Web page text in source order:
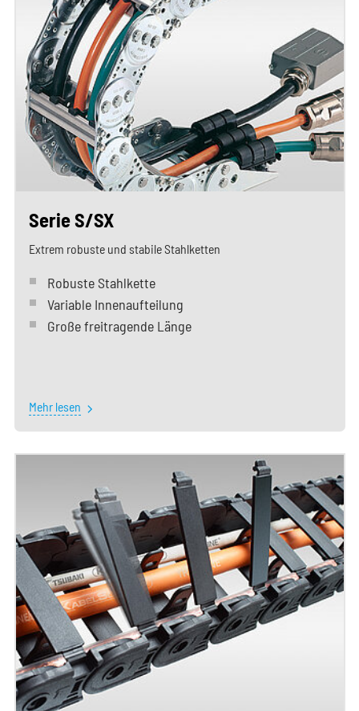
Serie S/SX
Extrem robuste und stabile Stahlketten
Robuste Stahlkette
Variable Innenaufteilung
Große freitragende Länge
Mehr lesen